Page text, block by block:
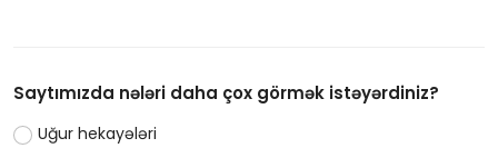
Saytımızda nələri daha çox görmək istəyərdiniz?
Uğur hekayələri